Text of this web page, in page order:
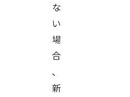
な
い
場
合
、
新